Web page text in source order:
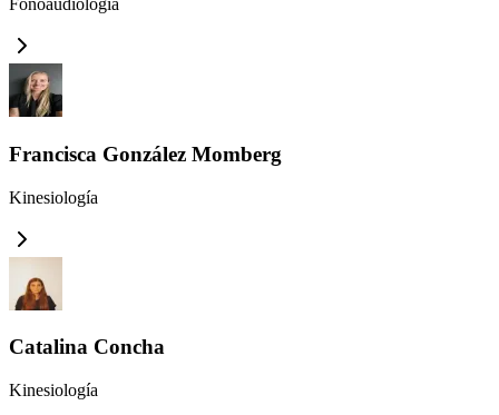
Fonoaudiología
Francisca González Momberg
Kinesiología
Catalina Concha
Kinesiología